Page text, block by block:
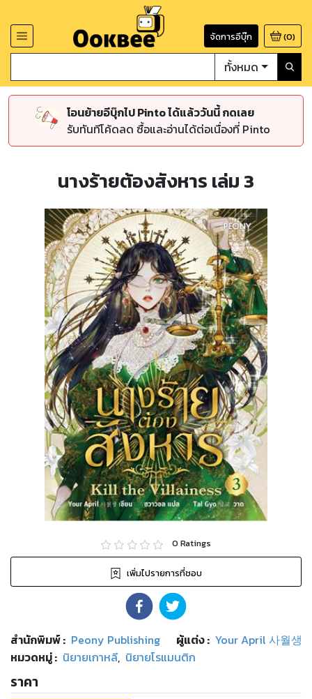
จัดการอีบุ๊ก (0)
ทั้งหมด
โอนย้ายอีบุ๊กไป Pinto ได้แล้ววันนี้ กดเลย
รับทันทีโค้ดลด ซื้อและอ่านได้ต่อเนื่องที่ Pinto
นางร้ายต้องสังหาร เล่ม 3
0 Ratings
เพิ่มไปรายการที่ชอบ
สำนักพิมพ์: Peony Publishing ผู้แต่ง : Your April 사월생
หมวดหมู่: นิยายเกาหลี, นิยายโรแมนติก
ราคา